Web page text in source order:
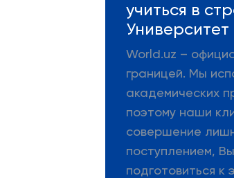
учиться в
World.uz –
границей. Мы
академических
поэтому наши
совершение
поступлением,
подготовиться к